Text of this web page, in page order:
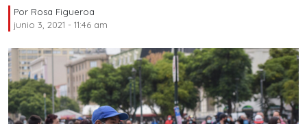
Por Rosa Figueroa
junio 3, 2021 - 11:46 am